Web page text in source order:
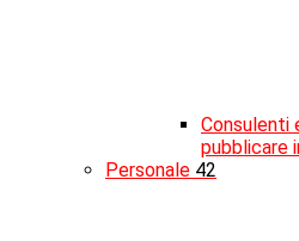
Consulenti
pubblicare
Personale 42